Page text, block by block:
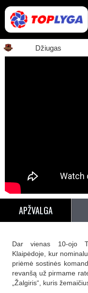
Džiugas
APŽVALGA
Dar vienas 10-ojo
Klaipėdoje, kur
priėmė sostinės
revanšą už pirmame
„Žalgiris“, kuris